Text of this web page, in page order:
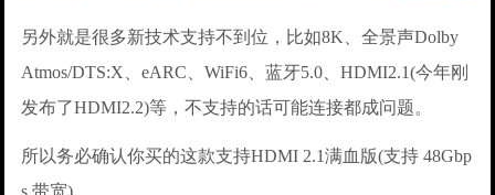
另外就是很多新技术支持不到位，比如8K、全景声Dolby
Atmos/DTS:X、eARC、WiFi6、蓝牙5.0、HDMI2.1(今年刚
发布了HDMI2.2)等，不支持的话可能连接都成问题。
所以务必确认你买的这款支持HDMI 2.1满血版(支持 48Gbp